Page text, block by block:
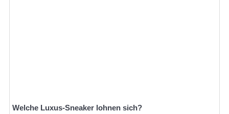
Welche Luxus-Sneaker lohnen sich?